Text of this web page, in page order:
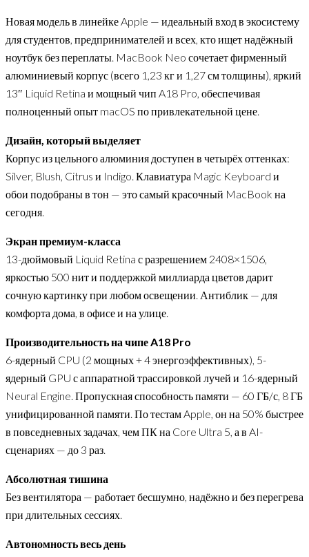
Новая модель в линейке Apple — идеальный вход в экосистему
для студентов, предпринимателей и всех, кто ищет надёжный
ноутбук без переплаты. MacBook Neo сочетает фирменный
алюминиевый корпус (всего 1,23 кг и 1,27 см толщины), яркий
13″ Liquid Retina и мощный чип A18 Pro, обеспечивая
полноценный опыт macOS по привлекательной цене.
Дизайн, который выделяет
Корпус из цельного алюминия доступен в четырёх оттенках:
Silver, Blush, Citrus и Indigo. Клавиатура Magic Keyboard и
обои подобраны в тон — это самый красочный MacBook на
сегодня.
Экран премиум-класса
13-дюймовый Liquid Retina с разрешением 2408×1506,
яркостью 500 нит и поддержкой миллиарда цветов дарит
сочную картинку при любом освещении. Антиблик — для
комфорта дома, в офисе и на улице.
Производительность на чипе A18 Pro
6-ядерный CPU (2 мощных + 4 энергоэффективных), 5-
ядерный GPU с аппаратной трассировкой лучей и 16-ядерный
Neural Engine. Пропускная способность памяти — 60 ГБ/с, 8 ГБ
унифицированной памяти. По тестам Apple, он на 50% быстрее
в повседневных задачах, чем ПК на Core Ultra 5, а в AI-
сценариях — до 3 раз.
Абсолютная тишина
Без вентилятора — работает бесшумно, надёжно и без перегрева
при длительных сессиях.
Автономность весь день